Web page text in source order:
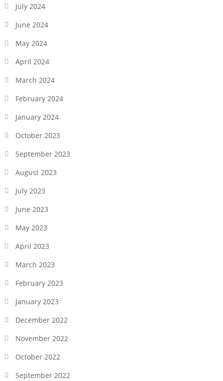
July 2024
June 2024
May 2024
April 2024
March 2024
February 2024
January 2024
October 2023
September 2023
August 2023
July 2023
June 2023
May 2023
April 2023
March 2023
February 2023
January 2023
December 2022
November 2022
October 2022
September 2022